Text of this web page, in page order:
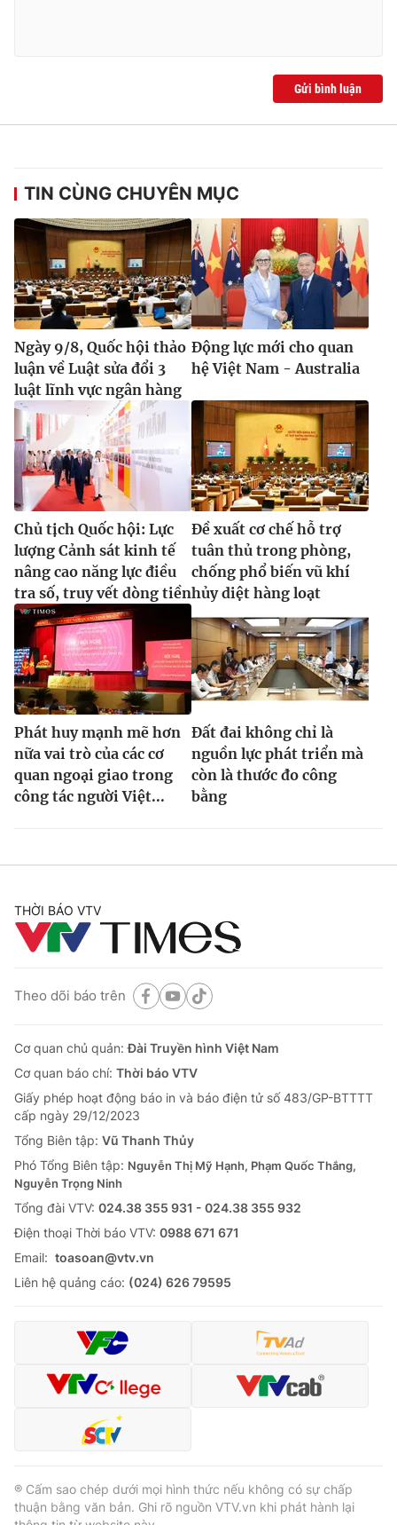
Gửi bình luận
TIN CÙNG CHUYÊN MỤC
Ngày 9/8, Quốc hội thảo
luận về Luật sửa đổi 3
luật lĩnh vực ngân hàng
Động lực mới cho quan
hệ Việt Nam - Australia
Chủ tịch Quốc hội: Lực
lượng Cảnh sát kinh tế
nâng cao năng lực điều
tra số, truy vết dòng tiền
Đề xuất cơ chế hỗ trợ
tuân thủ trong phòng,
chống phổ biến vũ khí
hủy diệt hàng loạt
Phát huy mạnh mẽ hơn
nữa vai trò của các cơ
quan ngoại giao trong
công tác người Việt...
Đất đai không chỉ là
nguồn lực phát triển mà
còn là thước đo công
bằng
THỜI BÁO VTV
Theo dõi báo trên
Cơ quan chủ quản:Đài Truyền hình Việt Nam
Cơ quan báo chí: Thời báo VTV
Giấy phép hoạt động báo in và báo điện tử số 483/GP-BTTTT
cấp ngày 29/12/2023
Tổng Biên tập: Vũ Thanh Thủy
Phó Tổng Biên tập: Nguyễn Thị Mỹ Hạnh, Phạm Quốc Thắng,
Nguyễn Trọng Ninh
Tổng đài VTV: 024.38 355 931 - 024.38 355 932
Ðiện thoại Thời báo VTV: 0988 671 671
Email: toasoan@vtv.vn
Liên hệ quảng cáo: (024) 626 79595
® Cấm sao chép dưới mọi hình thức nếu không có sự chấp
thuận bằng văn bản. Ghi rõ nguồn VTV.vn khi phát hành lại